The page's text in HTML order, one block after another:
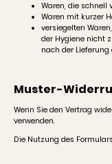
Waren, die schnell
Waren mit kurzer
versiegelten
der Hygiene nicht
nach der
Muster-
Wenn Sie den Vertrag
verwenden.
Die Nutzung des